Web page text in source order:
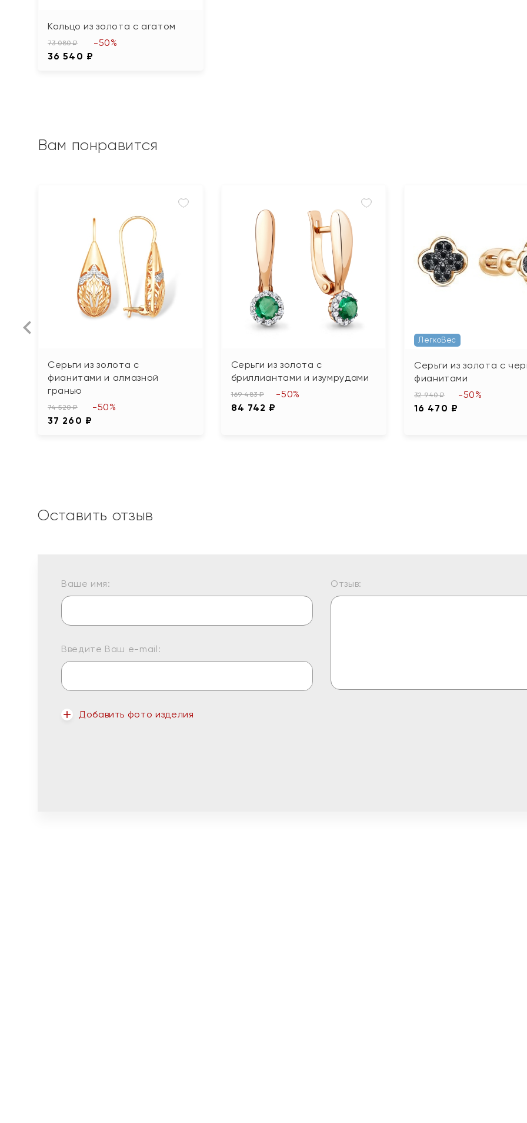
Кольцо из золота с агатом
73 080 ₽
36 540 ₽
-50%
Вам понравится
Серьги из золота с
фианитами и алмазной
гранью
74 520 ₽
37 260 ₽
-50%
Серьги из золота с
бриллиантами и изумрудами
169 483 ₽
84 742 ₽
-50%
ЛегкоВес
Серьги из золота с
фианитами
32 940 ₽
16 470 ₽
-50%
Оставить отзыв
Ваше имя:
Введите Ваш e-mail:
Добавить фото изделия
Отзыв: